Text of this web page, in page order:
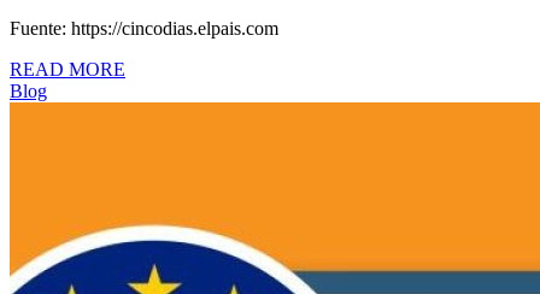
Fuente: https://cincodias.elpais.com
READ MORE
Blog